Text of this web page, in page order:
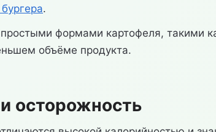
.
формами картофеля, такими
объёме продукта.
осторожность